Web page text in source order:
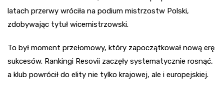
latach przerwy wróciła na podium mistrzostw Polski,
zdobywając tytuł wicemistrzowski.
To był moment przełomowy, który zapoczątkował nową erę
sukcesów. Rankingi Resovii zaczęły systematycznie rosnąć,
a klub powrócił do elity nie tylko krajowej, ale i europejskiej.